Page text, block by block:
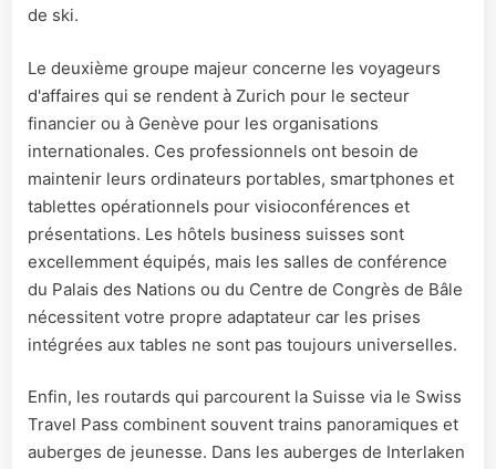
de ski.
Le deuxième groupe majeur concerne les voyageurs
d'affaires qui se rendent à Zurich pour le secteur
financier ou à Genève pour les organisations
internationales. Ces professionnels ont besoin de
maintenir leurs ordinateurs portables, smartphones et
tablettes opérationnels pour visioconférences et
présentations. Les hôtels business suisses sont
excellemment équipés, mais les salles de conférence
du Palais des Nations ou du Centre de Congrès de Bâle
nécessitent votre propre adaptateur car les prises
intégrées aux tables ne sont pas toujours universelles.
Enfin, les routards qui parcourent la Suisse via le Swiss
Travel Pass combinent souvent trains panoramiques et
auberges de jeunesse. Dans les auberges de Interlaken